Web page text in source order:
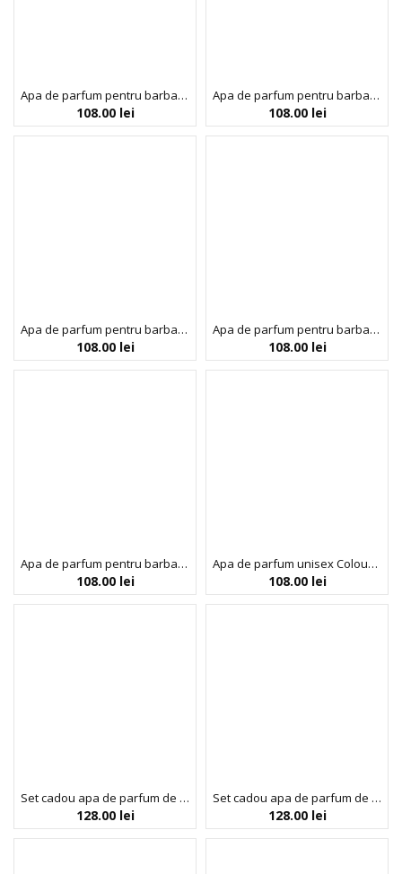
Apa de parfum pentru barbati Colour Me Blue, Milton-Lloyd Fragrances, 100 ml
108.00 lei
Apa de parfum pentru barbati Colour Me Green, Milton-Lloyd Fragrances, 100 ml
108.00 lei
Apa de parfum pentru barbati Colour Me Silver Sport, Milton-Lloyd Fragrances, 100 ml
108.00 lei
Apa de parfum pentru barbati Colour Me Volt, Milton-Lloyd Fragrances, 100 ml
108.00 lei
Apa de parfum pentru barbati Colour Me White, Milton-Lloyd Fragrances,100 ml
108.00 lei
Apa de parfum unisex Colour Me Dark Red, Milton-Lloyd Fragrances, 100 ml
108.00 lei
Set cadou apa de parfum de dama Colour Me Neon Pink & spray de corp, Milton-Lloyd Fragrances, 250 ml
128.00 lei
Set cadou apa de parfum de dama Colour Me Pink & spray de corp, Milton-Lloyd Fragrances, 250 ml
128.00 lei